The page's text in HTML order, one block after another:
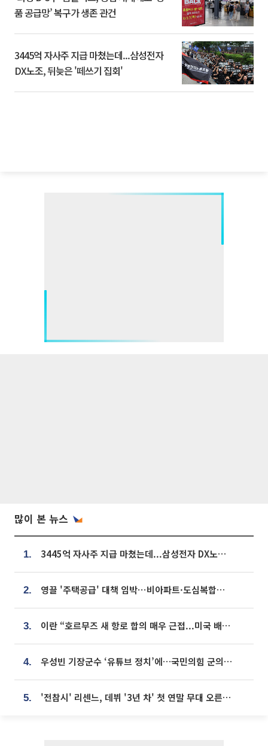
품 공급망’ 복구가 생존 관건
3445억 자사주 지급 마쳤는데...삼성전자
DX노조, 뒤늦은 '떼쓰기 집회'
많이 본 뉴스
1. 3445억 자사주 지급 마쳤는데...삼성전자 DX노조, 뒤늦은 '떼쓰기 집회'
2. 영끌 '주택공급' 대책 임박⋯비아파트·도심복합까지 총동원
3. 이란 “호르무즈 새 항로 합의 매우 근접...미국 배상 먼저”
4. 우성빈 기장군수 ‘유튜브 정치’에…국민의힘 군의원들 집단 반발
5. '전참시' 리센느, 데뷔 '3년 차' 첫 연말 무대 오른다⋯"그동안 섭외 안 와"